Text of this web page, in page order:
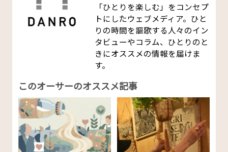
「ひとりを楽しむ」をコンセプ
トにしたウェブメディア。ひと
りの時間を謳歌する人々のイン
タビューやコラム、ひとりのと
きにオススメの情報を届けま
す。
このオーサーのオススメ記事